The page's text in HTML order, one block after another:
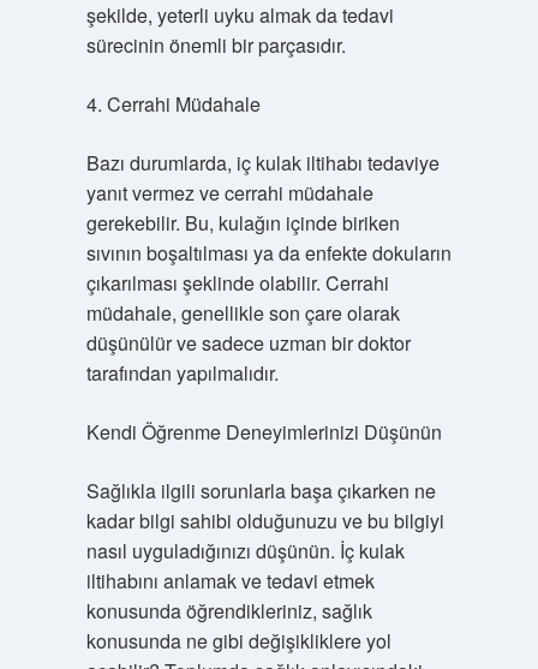
şekilde, yeterli uyku almak da tedavi
sürecinin önemli bir parçasıdır.
4. Cerrahi Müdahale
Bazı durumlarda, iç kulak iltihabı tedaviye
yanıt vermez ve cerrahi müdahale
gerekebilir. Bu, kulağın içinde biriken
sıvının boşaltılması ya da enfekte dokuların
çıkarılması şeklinde olabilir. Cerrahi
müdahale, genellikle son çare olarak
düşünülür ve sadece uzman bir doktor
tarafından yapılmalıdır.
Kendi Öğrenme Deneyimlerinizi Düşünün
Sağlıkla ilgili sorunlarla başa çıkarken ne
kadar bilgi sahibi olduğunuzu ve bu bilgiyi
nasıl uyguladığınızı düşünün. İç kulak
iltihabını anlamak ve tedavi etmek
konusunda öğrendikleriniz, sağlık
konusunda ne gibi değişikliklere yol